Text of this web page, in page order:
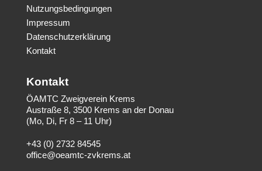
Nutzungsbedingungen
Impressum
Datenschutzerklärung
Kontakt
Kontakt
ÖAMTC Zweigverein Krems
Austraße 8, 3500 Krems an der Donau
(Mo, Di, Fr 8 – 11 Uhr)
+43 (0) 2732 84545
office@oeamtc-zvkrems.at